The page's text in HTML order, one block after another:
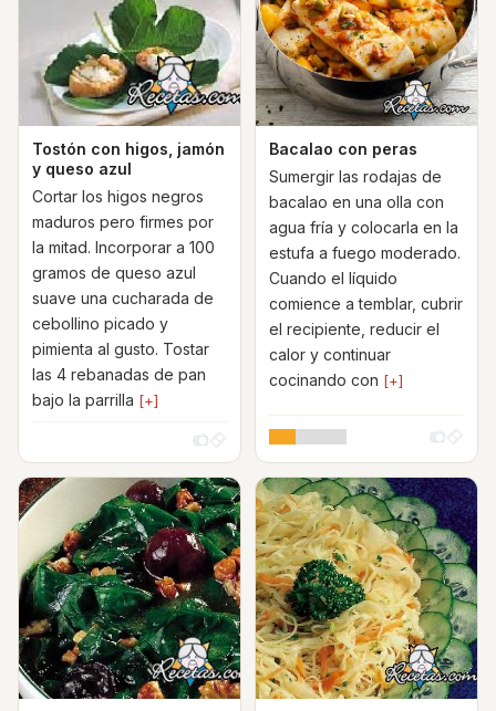
Tostón con higos, jamón
y queso azul
Cortar los higos negros
maduros pero firmes por
la mitad. Incorporar a 100
gramos de queso azul
suave una cucharada de
cebollino picado y
pimienta al gusto. Tostar
las 4 rebanadas de pan
bajo la parrilla [+]
Bacalao con peras
Sumergir las rodajas de
bacalao en una olla con
agua fría y colocarla en la
estufa a fuego moderado.
Cuando el líquido
comience a temblar, cubrir
el recipiente, reducir el
calor y continuar
cocinando con [+]